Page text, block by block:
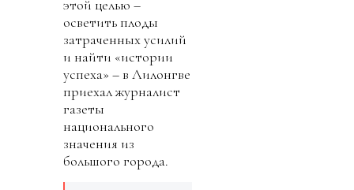
этой целью –
осветить плоды
затраченных усилий
и найти «истории
успеха» – в Лилонгве
приехал журналист
газеты
национального
значения из
большого города.